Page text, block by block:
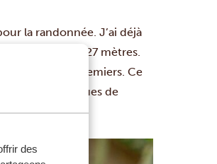
des
la randonnée. J’ai déjà
à 4127 mètres.
les deux premiers. Ce
emblématiques de